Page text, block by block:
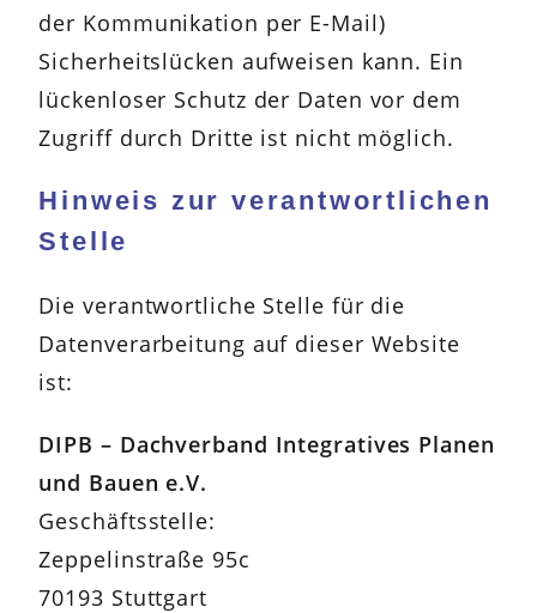
der Kommunikation per E-Mail)
Sicherheitslücken aufweisen kann. Ein
lückenloser Schutz der Daten vor dem
Zugriff durch Dritte ist nicht möglich.
Hinweis zur verantwortlichen
Stelle
Die verantwortliche Stelle für die
Datenverarbeitung auf dieser Website
ist:
DIPB – Dachverband Integratives Planen
und Bauen e.V.
Geschäftsstelle:
Zeppelinstraße 95c
70193 Stuttgart